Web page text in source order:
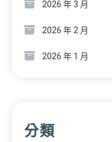
2026 年 3 月
2026 年 2 月
2026 年 1 月
分類